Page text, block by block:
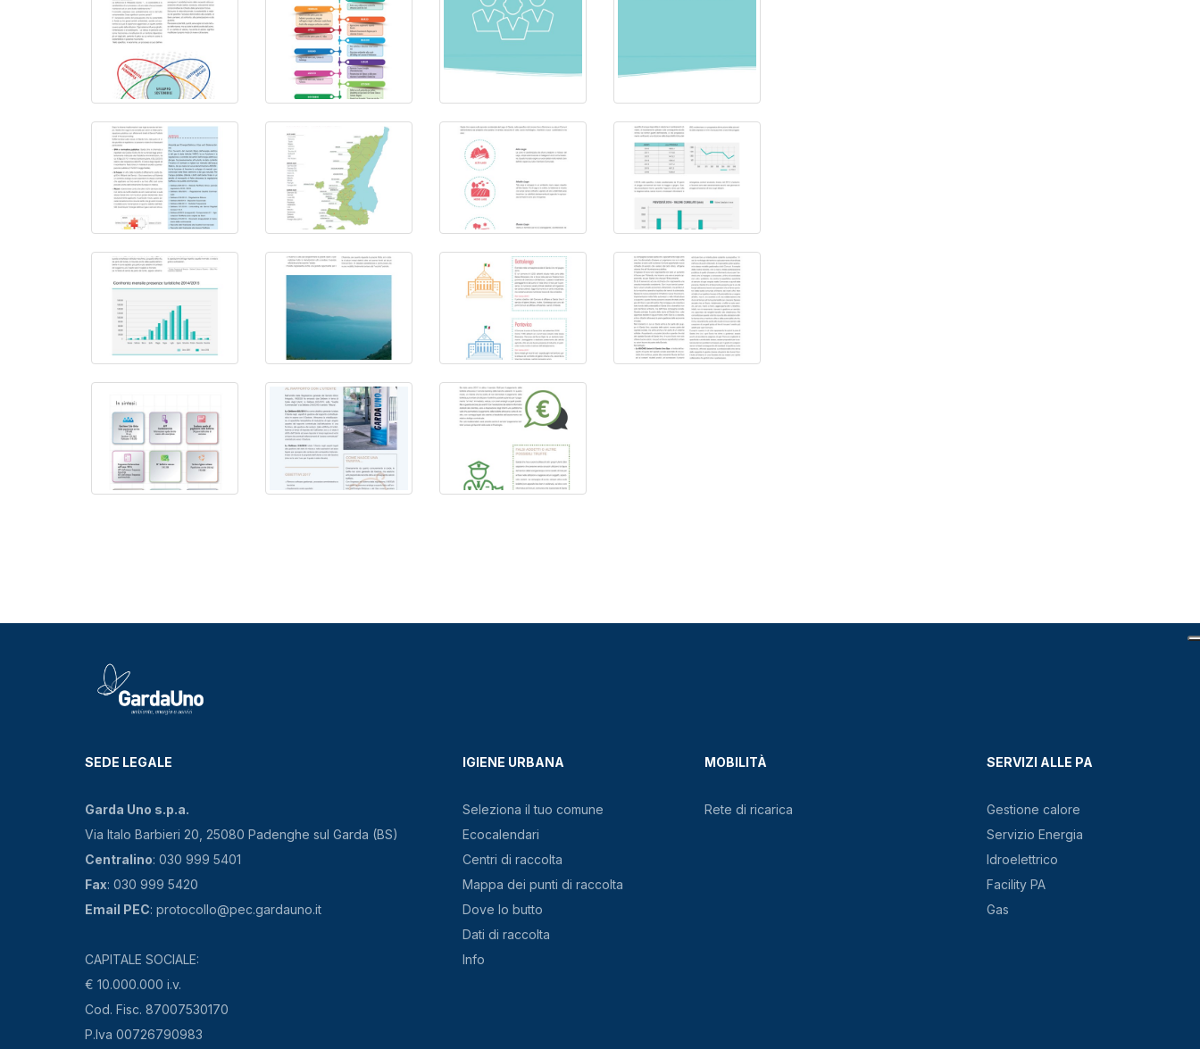
SEDE LEGALE
Garda Uno s.p.a.
Via Italo Barbieri 20, 25080 Padenghe sul Garda (BS)
Centralino: 030 999 5401
Fax: 030 999 5420
Email PEC: protocollo@pec.gardauno.it
CAPITALE SOCIALE:
€ 10.000.000 i.v.
Cod. Fisc. 87007530170
P.Iva 00726790983
IGIENE URBANA
Seleziona il tuo comune
Ecocalendari
Centri di raccolta
Mappa dei punti di raccolta
Dove lo butto
Dati di raccolta
Info
MOBILITÀ
Rete di ricarica
SERVIZI ALLE PA
Gestione calore
Servizio Energia
Idroelettrico
Facility PA
Gas